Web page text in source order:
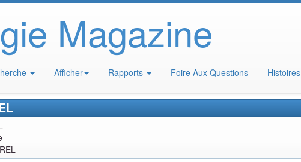
Magazine
Afficher Rapports Foire Aux Questions Histoires